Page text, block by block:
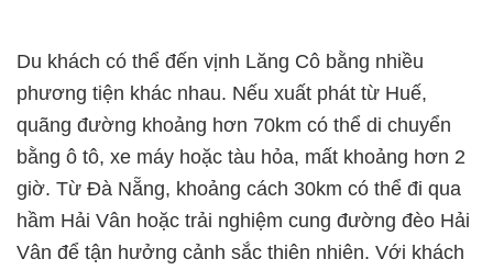
Du khách có thể đến vịnh Lăng Cô bằng nhiều
phương tiện khác nhau. Nếu xuất phát từ Huế,
quãng đường khoảng hơn 70km có thể di chuyển
bằng ô tô, xe máy hoặc tàu hỏa, mất khoảng hơn 2
giờ. Từ Đà Nẵng, khoảng cách 30km có thể đi qua
hầm Hải Vân hoặc trải nghiệm cung đường đèo Hải
Vân để tận hưởng cảnh sắc thiên nhiên. Với khách